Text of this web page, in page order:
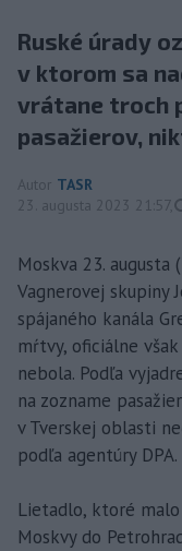
Ruské úrady
v ktorom sa
vrátane troch
pasažierov,
Autor TASR
23. augusta 2023 21:57
Moskva 23. augusta
Vagnerovej skupiny
spájaného kanála
mŕtvy, oficiálne
nebola. Podľa
na zozname
v Tverskej oblasti
podľa agentúry DPA.
Lietadlo, ktoré
Moskvy do